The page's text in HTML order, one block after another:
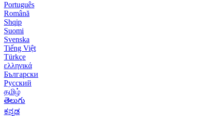
Português
Română
Shqip
Suomi
Svenska
Tiếng Việt
Türkçe
ελληνικά
Български
Русский
தமிழ்
తెలుగు
ಕನ್ನಡ